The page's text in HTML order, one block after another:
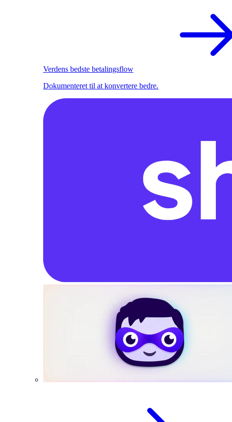
Verdens bedste betalingsflow
Dokumenteret til at konvertere bedre.